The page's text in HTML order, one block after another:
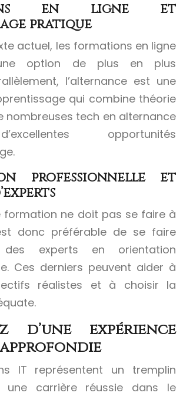
en ligne et
pratique
actuel, les formations en ligne
option de plus en plus
l’alternance est une
qui combine théorie
nombreuses tech en alternance
opportunités
professionnelle et
formation ne doit pas se faire à
donc préférable de se faire
experts en orientation
Ces derniers peuvent aider à
réalistes et à choisir la
d’une expérience
IT représentent un tremplin
une carrière réussie dans le